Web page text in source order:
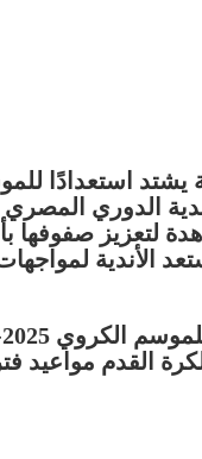
استعدادًا للموسم
لتعزيز
الأندية
الكروي 2025-2026
القدم مواعيد